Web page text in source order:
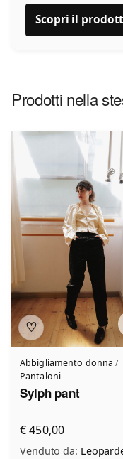
Scopri il
Prodotti nella
♡
Abbigliamento donna /
Pantaloni
Sylph pant
€ 450,00
Venduto da: